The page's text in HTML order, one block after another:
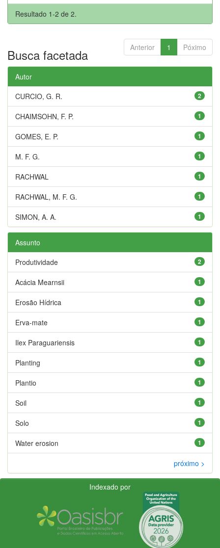
Resultado 1-2 de 2.
Anterior 1 Póximo
Busca facetada
Autor
2
CURCIO, G. R.
1
CHAIMSOHN, F. P.
1
GOMES, E. P.
1
M. F. G.
1
RACHWAL
1
RACHWAL, M. F. G.
1
SIMON, A. A.
Assunto
2
Produtividade
1
Acácia Mearnsii
1
Erosão Hídrica
1
Erva-mate
1
Ilex Paraguariensis
1
Planting
1
Plantio
1
Soil
1
Solo
1
Water erosion
próximo >
Indexado por